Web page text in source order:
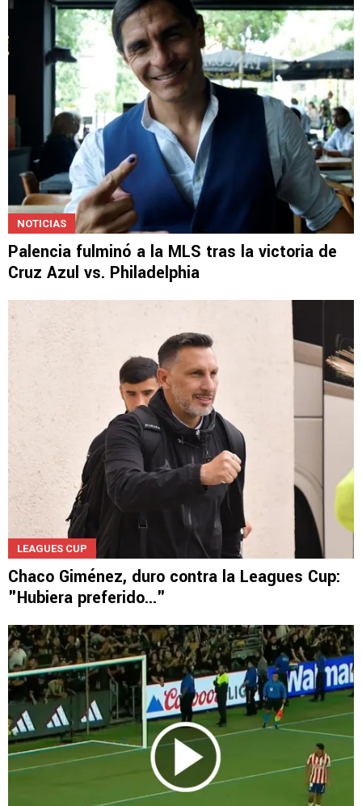
NOTICIAS
Palencia fulminó a la MLS tras la victoria de
Cruz Azul vs. Philadelphia
LEAGUES CUP
Chaco Giménez, duro contra la Leagues Cup:
"Hubiera preferido..."